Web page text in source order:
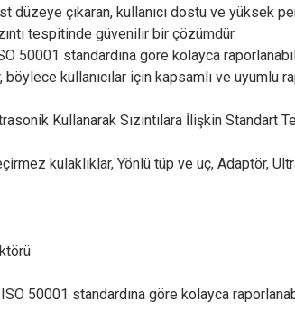
çıkaran, kullanıcı dostu ve yüksek
tespitinde güvenilir bir çözümdür.
50001 standardına göre kolayca
kullanıcılar için kapsamlı ve uyumlu
Kullanarak Sızıntılara İlişkin Standart
kulaklıklar, Yönlü tüp ve uç, Adaptör,
50001 standardına göre kolayca